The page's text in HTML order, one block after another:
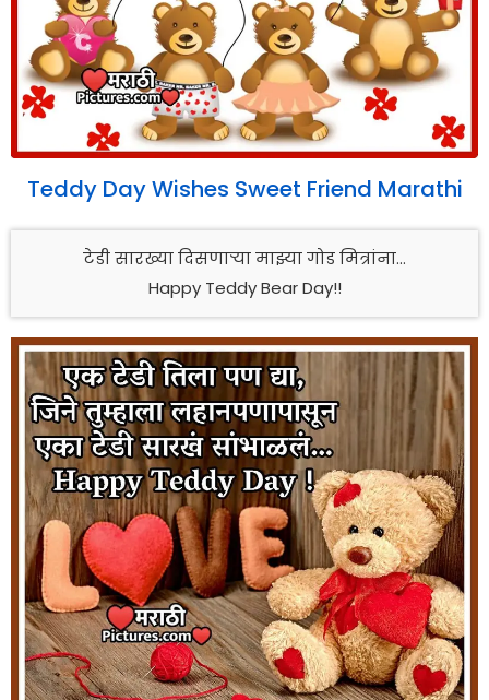
Teddy Day Wishes Sweet Friend Marathi
टेडी सारख्या दिसणाऱ्या माझ्या गोड मित्रांना…
Happy Teddy Bear Day!!